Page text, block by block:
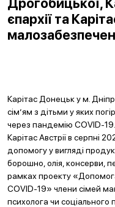
єпархії та
Карітас Донецьк у м.
сім’ям з дітьми у яких
через пандемію COVID-
Карітас Австрії в серпні
допомогу у вигляді
борошно, олія, консерви,
рамках проекту
COVID-19» члени сімей
психолога чи соціального